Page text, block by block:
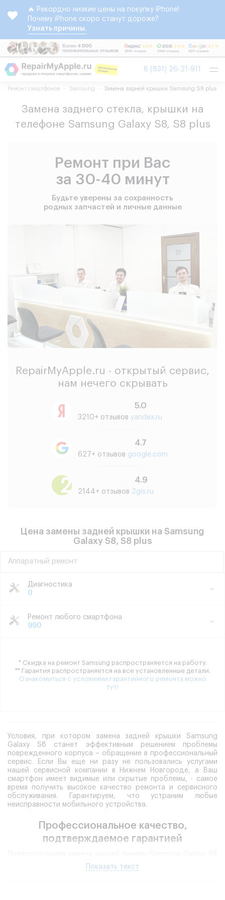
🔥 Рекордно низкие цены на покупку iPhone!
Почему iPhone скоро станут дороже?
Узнать причины.
8 (831) 26-21-911
Ремонт смартфонов Samsung Замена задней крышки Samsung S8 plus
Замена заднего стекла, крышки на
телефоне Samsung Galaxy S8, S8 plus
Ремонт при Вас
за 30-40 минут
Будьте уверены за сохранность
родных запчастей и личные данные
RepairMyApple.ru - открытый сервис,
нам нечего скрывать
5.0
3210+ отзывов yandex.ru
4.7
627+ отзывов google.com
4.9
2144+ отзывов 2gis.ru
Цена замены задней крышки на Samsung
Galaxy S8, S8 plus
Аппаратный ремонт
Диагностика
0
Ремонт любого смартфона
990
* Скидка на ремонт Samsung распространяется на работу.
** Гарантия распространяется на все установленные детали.
Ознакомиться с условиями гарантийного ремонта можно
тут!
Условия, при котором замена задней крышки Samsung
Galaxy S8 станет эффективным решением проблемы
поврежденного корпуса – обращение в профессиональный
сервис. Если Вы еще ни разу не пользовались услугами
нашей сервисной компании в Нижнем Новгороде, а Ваш
смартфон имеет видимые или скрытые проблемы, - самое
время получить высокое качество ремонта и сервисного
обслуживания. Гарантируем, что устраним любые
неисправности мобильного устройства.
Профессиональное качество,
подтверждаемое гарантией
требуется по ряду причин: смартфон поврежден, трещины
и царапины существенно искажают его внешний вид;
Показать текст